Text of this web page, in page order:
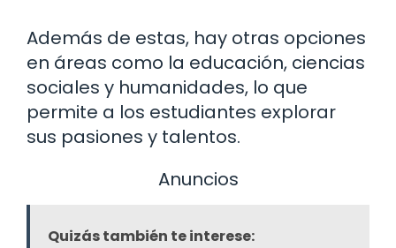
Además de estas, hay otras opciones
en áreas como la educación, ciencias
sociales y humanidades, lo que
permite a los estudiantes explorar
sus pasiones y talentos.
Anuncios
Quizás también te interese: